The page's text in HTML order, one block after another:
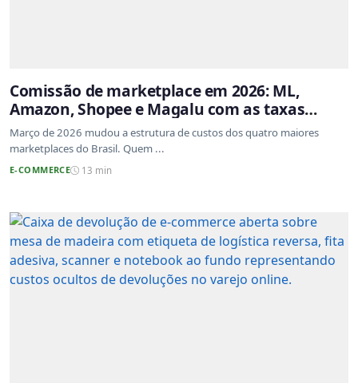
Comissão de marketplace em 2026: ML,
Amazon, Shopee e Magalu com as taxas
atualizadas
Março de 2026 mudou a estrutura de custos dos quatro maiores
marketplaces do Brasil. Quem ...
E-COMMERCE 13 min